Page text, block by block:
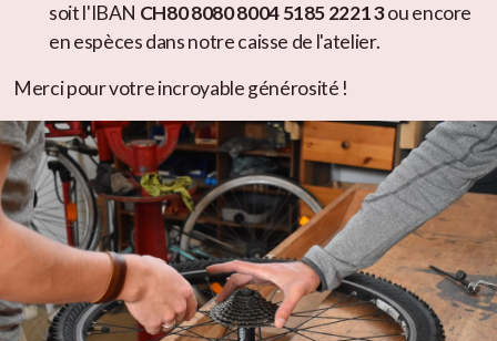
soit l'IBAN CH80 8080 8004 5185 2221 3ou encore
en espèces dans notre caisse de l'atelier.
Merci pour votre incroyable générosité !